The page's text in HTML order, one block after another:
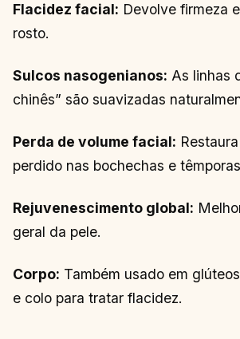
Flacidez facial: Devolve firmeza
rosto.
Sulcos nasogenianos: As linhas
chinês” são suavizadas
Perda de volume facial:
perdido nas bochechas e
Rejuvenescimento global:
geral da pele.
Corpo: Também usado em
e colo para tratar flacidez.